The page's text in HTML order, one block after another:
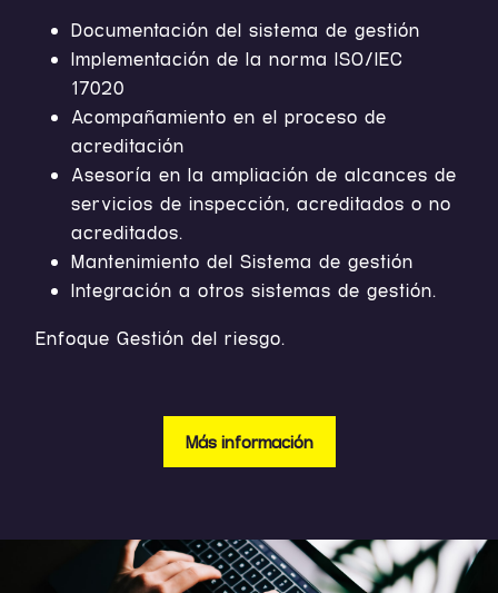
Documentación del sistema de gestión
Implementación de la norma ISO/IEC
17020
Acompañamiento en el proceso de
acreditación
Asesoría en la ampliación de alcances de
servicios de inspección, acreditados o no
acreditados.
Mantenimiento del Sistema de gestión
Integración a otros sistemas de gestión.
Enfoque Gestión del riesgo.
Más información